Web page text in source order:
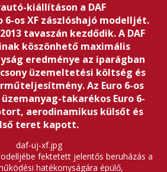
kiállításon a DAF
os XF zászlóshajó modelljét.
tavaszán kezdődik. A DAF
köszönhető maximális
eredménye az iparágban
üzemeltetési költség és
Az Euro 6-os
üzemanyag-takarékos Euro 6-
aerodinamikus külsőt és
teret kapott.
fektetett jelentős beruházás a
hatékonyságára épülő,